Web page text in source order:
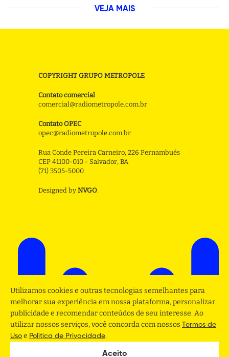
VEJA MAIS
COPYRIGHT GRUPO METROPOLE
Contato comercial
comercial@radiometropole.com.br
Contato OPEC
opec@radiometropole.com.br
Rua Conde Pereira Carneiro, 226 Pernambués
CEP 41100-010 - Salvador, BA
(71) 3505-5000
Designed by NVGO.
Utilizamos cookies e outras tecnologias semelhantes para
melhorar sua experiência em nossa plataforma, personalizar
publicidade e recomendar conteúdos de seu interesse. Ao
utilizar nossos serviços, você concorda com nossos Termos de
Uso e Politica de Privacidade.
Aceito